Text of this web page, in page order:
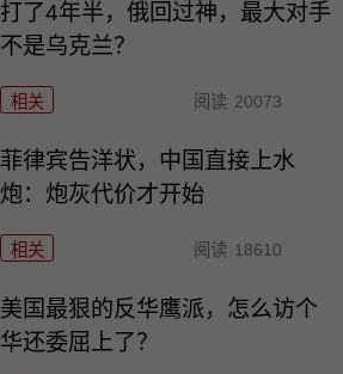
打了4年半，俄回过神，最大对手
不是乌克兰？
相关 阅读 20073
菲律宾告洋状，中国直接上水
炮：炮灰代价才开始
相关 阅读 18610
美国最狠的反华鹰派，怎么访个
华还委屈上了？